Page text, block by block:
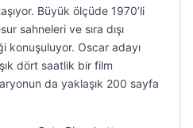
Büyük ölçüde 1970’li
sahneleri ve sıra dışı
konuşuluyor. Oscar adayı
dört saatlik bir film
da yaklaşık 200 sayfa